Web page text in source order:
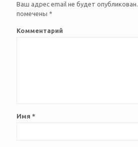
Ваш адрес email не будет опубликован.
помечены *
Комментарий
Имя *